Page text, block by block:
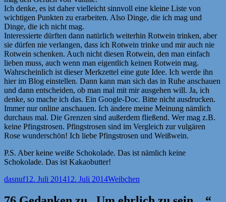
Ich denke, es ist daher vielleicht sinnvoll eine kleine Liste von
wichtigen Punkten zu erarbeiten. Also Dinge, die ich mag und
Dinge, die ich nicht mag.
Interessierte dürften dann natürlich weiterhin Rotwein trinken, aber
sie dürfen nie verlangen, dass ich Rotwein trinke und mir auch nie
Rotwein schenken. Auch nicht diesen Rotwein, den man einfach
lieben muss, auch wenn man eigentlich keinen Rotwein mag.
Wahrscheinlich ist dieser Merkzettel eine gute Idee. Ich werde ihn
hier im Blog einstellen. Dann kann man sich das in Ruhe anschauen
und dann entscheiden, ob man mal mit mir ausgehen will. Ja, ich
denke, so mache ich das. Ein Google-Doc. Bitte nicht ausdrucken.
Immer nur online anschauen. Ich ändere meine Meinung nämlich
durchaus mal. Die Grenzen sind außerdem fließend. Wer mag z.B.
keine Pfingstrosen. Pfingstrosen sind im Vergleich zur vulgären
Rose wunderschön! Ich liebe Pfingstrosen und Weißwein.
P.S. Aber keine weiße Schokolade. Das ist nämlich keine
Schokolade. Das ist Kakaobutter!
Autor
dasnufVeröffentlicht
12. Juli 201412. Juli 2014Kategorien
Weibchen